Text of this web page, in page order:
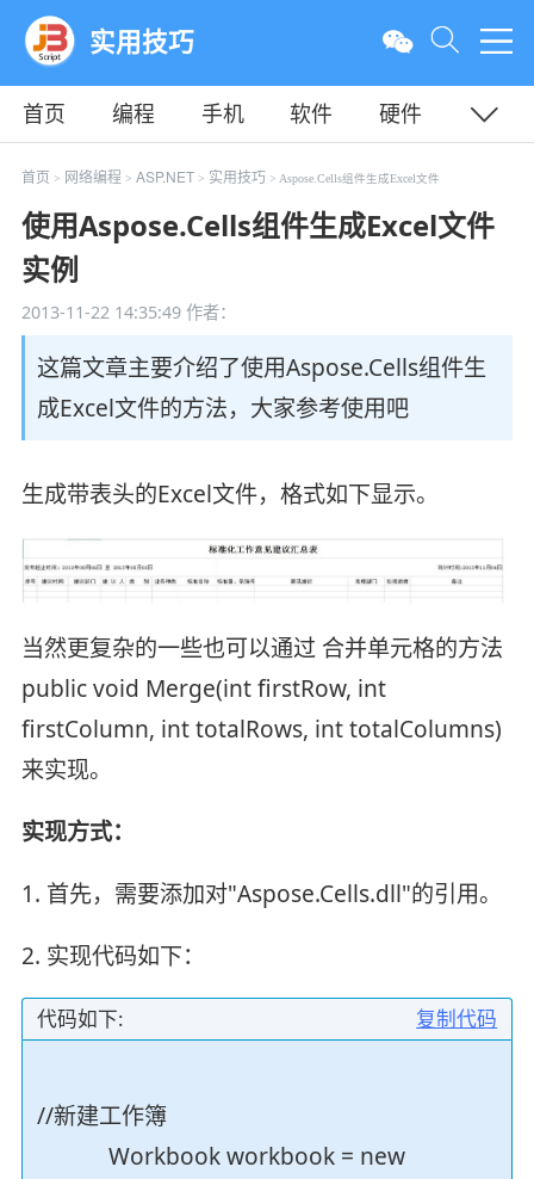
实用技巧
首页 编程 手机 软件
硬件
教程
平面 服务器
首页 > 网络编程 > ASP.NET > 实用技巧 > Aspose.Cells组件生成Excel文件
使用Aspose.Cells组件生成Excel文件
实例
2013-11-22 14:35:49作者：
这篇文章主要介绍了使用Aspose.Cells组件生
成Excel文件的方法，大家参考使用吧
生成带表头的Excel文件，格式如下显示。
当然更复杂的一些也可以通过 合并单元格的方法
public void Merge(int firstRow, int
firstColumn, int totalRows, int totalColumns)
来实现。
实现方式：
1. 首先，需要添加对"Aspose.Cells.dll"的引用。
2. 实现代码如下：
复制代码
代码如下:
//新建工作簿
Workbook workbook = new